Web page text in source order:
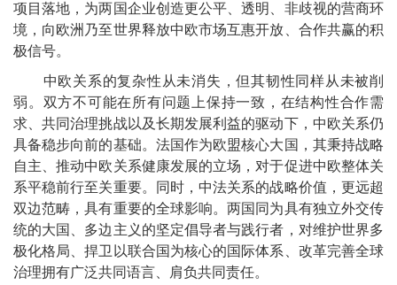
项目落地，为两国企业创造更公平、透明、非歧视的营商环
境，向欧洲乃至世界释放中欧市场互惠开放、合作共赢的积
极信号。
中欧关系的复杂性从未消失，但其韧性同样从未被削
弱。双方不可能在所有问题上保持一致，在结构性合作需
求、共同治理挑战以及长期发展利益的驱动下，中欧关系仍
具备稳步向前的基础。法国作为欧盟核心大国，其秉持战略
自主、推动中欧关系健康发展的立场，对于促进中欧整体关
系平稳前行至关重要。同时，中法关系的战略价值，更远超
双边范畴，具有重要的全球影响。两国同为具有独立外交传
统的大国、多边主义的坚定倡导者与践行者，对维护世界多
极化格局、捍卫以联合国为核心的国际体系、改革完善全球
治理拥有广泛共同语言、肩负共同责任。